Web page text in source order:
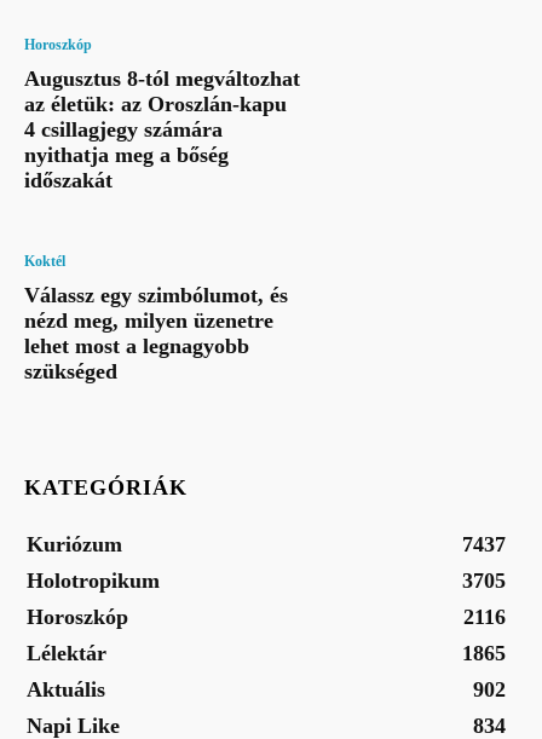
Horoszkóp
Augusztus 8-tól megváltozhat
az életük: az Oroszlán-kapu
4 csillagjegy számára
nyithatja meg a bőség
időszakát
Koktél
Válassz egy szimbólumot, és
nézd meg, milyen üzenetre
lehet most a legnagyobb
szükséged
KATEGÓRIÁK
Kuriózum
7437
Holotropikum
3705
Horoszkóp
2116
Lélektár
1865
Aktuális
902
Napi Like
834